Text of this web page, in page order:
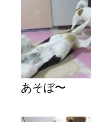
あそぼ〜